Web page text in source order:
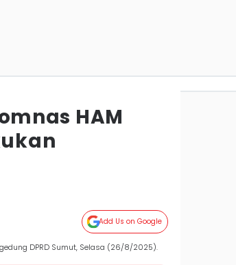
HAM
Add Us on Google
DPRD Sumut, Selasa (26/8/2025).